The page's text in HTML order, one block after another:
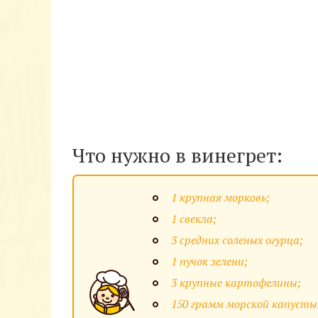
Что нужно в винегрет:
1 крупная морковь;
1 свекла;
3 средних соленых огурца;
1 пучок зелени;
3 крупные картофелины;
150 грамм морской